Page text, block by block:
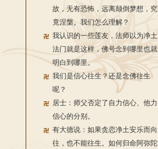
故，无有恐怖，远离颠倒梦想，究
竟涅槃。我们怎么理解？
我认识的一些莲友，法师以为净土
法门就是这样，佛号念到哪里也就
明白到哪里。
我们是信心往生？还是念佛往生
呢？
居士：师父否定了自力信心、他力
信心的分别。
有大德说：如果贪恋净土安乐而向
往，也不能往生。如何归命阿弥陀